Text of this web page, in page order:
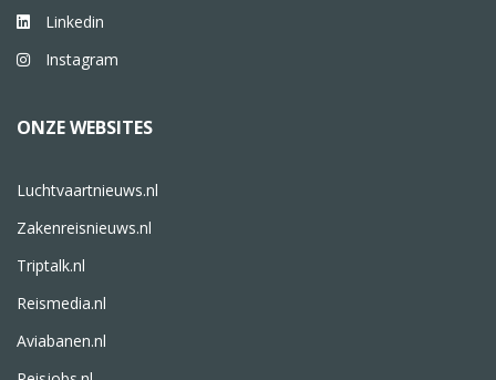
Linkedin
Instagram
ONZE WEBSITES
Luchtvaartnieuws.nl
Zakenreisnieuws.nl
Triptalk.nl
Reismedia.nl
Aviabanen.nl